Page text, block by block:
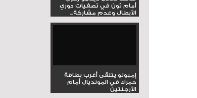
أمام ثون في تصفيات دوري
الأبطال وعدم مشاركة...
إمبولو يتلقى أغرب بطاقة
حمراء في المونديال أمام
الأرجنتين